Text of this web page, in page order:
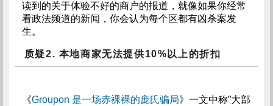
读到的关于体验不好的商户的报道，就像如果你经常
看政法频道的新闻，你会认为每个区都有凶杀案发
生。
质疑2. 本地商家无法提供10%以上的折扣
《Groupon 是一场赤裸裸的庞氏骗局》一文中称”大部